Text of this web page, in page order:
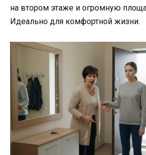
на втором этаже и огромную
Идеально для комфортной жизни.